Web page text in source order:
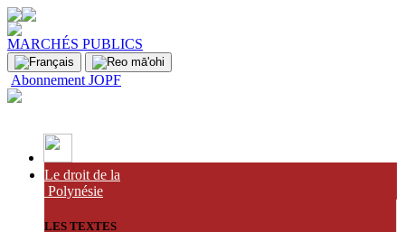
MARCHÉS PUBLICS
Abonnement JOPF
Le droit de la
Polynésie
LES TEXTES